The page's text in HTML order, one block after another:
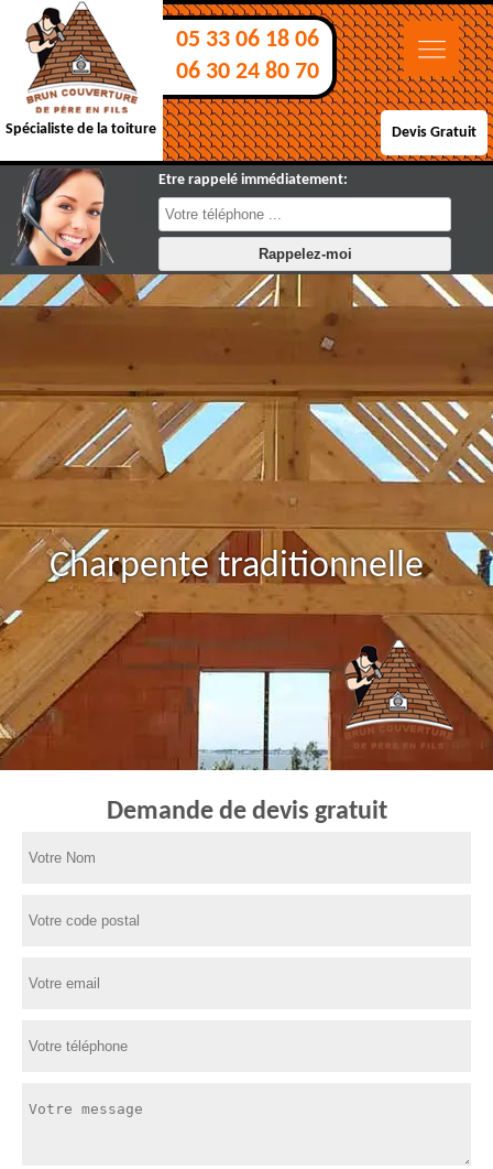
Spécialiste de la toiture
05 33 06 18 06
06 30 24 80 70
Devis Gratuit
Etre rappelé immédiatement:
Charpente traditionnelle
Demande de devis gratuit